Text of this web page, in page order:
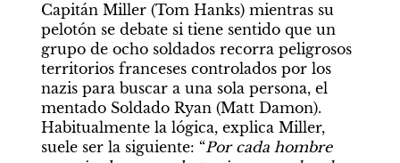
Capitán Miller (Tom Hanks) mientras su
pelotón se debate si tiene sentido que un
grupo de ocho soldados recorra peligrosos
territorios franceses controlados por los
nazis para buscar a una sola persona, el
mentado Soldado Ryan (Matt Damon).
Habitualmente la lógica, explica Miller,
suele ser la siguiente: “Por cada hombre